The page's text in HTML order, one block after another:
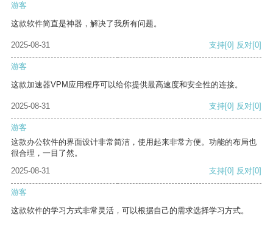
游客
这款软件简直是神器，解决了我所有问题。
2025-08-31 支持[0] 反对[0]
游客
这款加速器VPM应用程序可以给你提供最高速度和安全性的连接。
2025-08-31 支持[0] 反对[0]
游客
这款办公软件的界面设计非常简洁，使用起来非常方便。功能的布局也
很合理，一目了然。
2025-08-31
支持[0] 反对[0]
游客
这款软件的学习方式非常灵活，可以根据自己的需求选择学习方式。